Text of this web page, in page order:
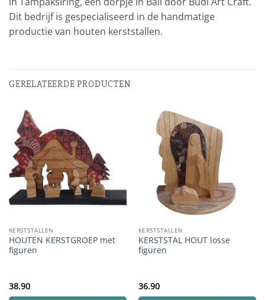
Dit bedrijf is gespecialiseerd in de handmatige
productie van houten kerststallen.
GERELATEERDE PRODUCTEN
KERSTSTALLEN
HOUTEN KERSTGROEP met
figuren
38.90
KERSTSTALLEN
KERSTSTAL HOUT losse
figuren
36.90